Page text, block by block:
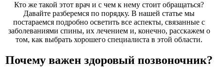
Кто же такой этот врач и с чем к нему стоит обращаться?
Давайте разберемся по порядку. В нашей статье мы
постараемся подробно осветить все аспекты, связанные с
заболеваниями спины, их лечением и, конечно, расскажем о
том, как выбрать хорошего специалиста в этой области.
Почему важен здоровый позвоночник?